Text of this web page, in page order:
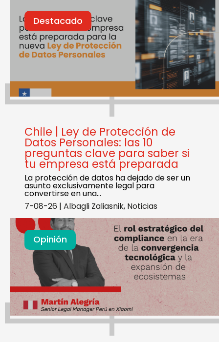
Destacado
Chile | Ley de Protección de
Datos Personales: las 10
preguntas clave para saber si
tu empresa está preparada
7-08-26 | Albagli Zaliasnik, Noticias
La protección de datos ha dejado de ser un
asunto exclusivamente legal para
convertirse en una…
Opinión